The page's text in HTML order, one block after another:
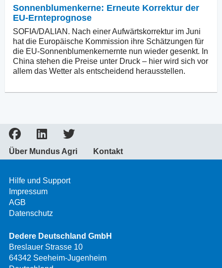
Sonnenblumenkerne: Erneute Korrektur der
EU-Ernteprognose
SOFIA/DALIAN. Nach einer Aufwärtskorrektur im Juni
hat die Europäische Kommission ihre Schätzungen für
die EU-Sonnenblumenkernernte nun wieder gesenkt. In
China stehen die Preise unter Druck – hier wird sich vor
allem das Wetter als entscheidend herausstellen.
Über Mundus Agri Kontakt
Hilfe und Support
Impressum
AGB
Datenschutz
Dedere Deutschland GmbH
Breslauer Strasse 10
64342 Seeheim-Jugenheim